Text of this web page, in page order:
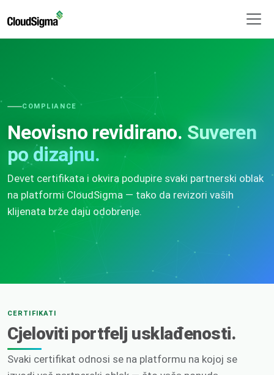
COMPLIANCE
Neovisno revidirano. Suveren
po dizajnu.
Devet certifikata i okvira podupire svaki partnerski oblak
na platformi CloudSigma — tako da revizori vaših
klijenata brže daju odobrenje.
CERTIFIKATI
Cjeloviti portfelj usklađenosti.
Svaki certifikat odnosi se na platformu na kojoj se